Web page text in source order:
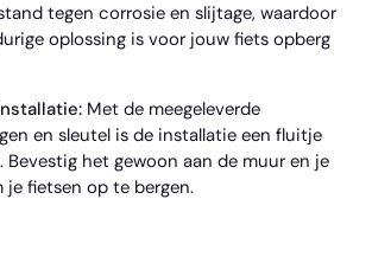
tegen corrosie en slijtage, waardoor
oplossing is voor jouw fiets opberg
Met de meegeleverde
en sleutel is de installatie een fluitje
Bevestig het gewoon aan de muur en je
je fietsen op te bergen.